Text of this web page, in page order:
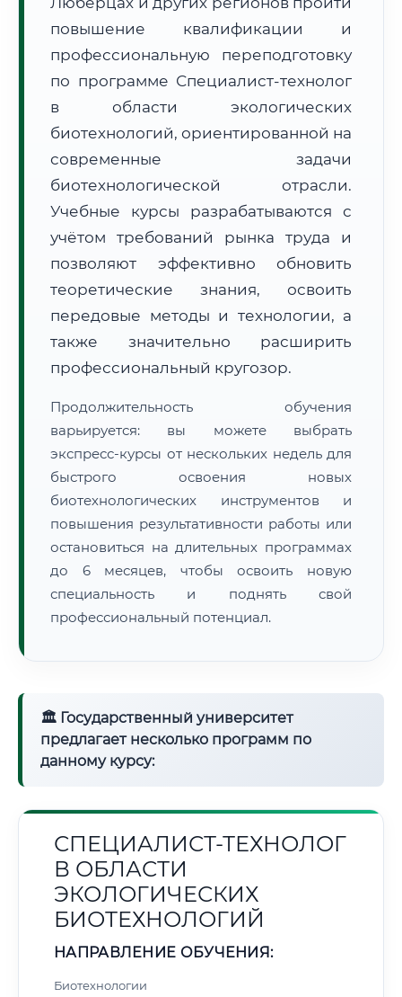
Расчет логистики оригиналов:
• Маршрут транзита:~2 797 км
повышение квалификации и
профессиональную переподготовку
по программе Специалист-технолог
в области экологических
биотехнологий, ориентированной на
современные задачи
биотехнологической отрасли.
Учебные курсы разрабатываются с
учётом требований рынка труда и
позволяют эффективно обновить
теоретические знания, освоить
передовые методы и технологии, а
также значительно расширить
профессиональный кругозор.
Продолжительность обучения
варьируется: вы можете выбрать
экспресс-курсы от нескольких недель для
быстрого освоения новых
биотехнологических инструментов и
повышения результативности работы или
остановиться на длительных программах
до 6 месяцев, чтобы освоить новую
специальность и поднять свой
профессиональный потенциал.
🏛 Государственный университет
предлагает несколько программ по
данному курсу:
СПЕЦИАЛИСТ-ТЕХНОЛОГ
В ОБЛАСТИ
ЭКОЛОГИЧЕСКИХ
БИОТЕХНОЛОГИЙ
НАПРАВЛЕНИЕ ОБУЧЕНИЯ:
Биотехнологии